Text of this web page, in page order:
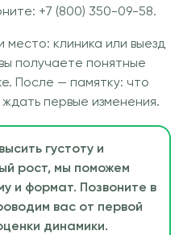
+7 (800) 350-09-58.
клиника или выезд
получаете понятные
После — памятку: что
первые изменения.
густоту и
рост, мы поможем
и формат. Позвоните в
вас от первой
динамики.